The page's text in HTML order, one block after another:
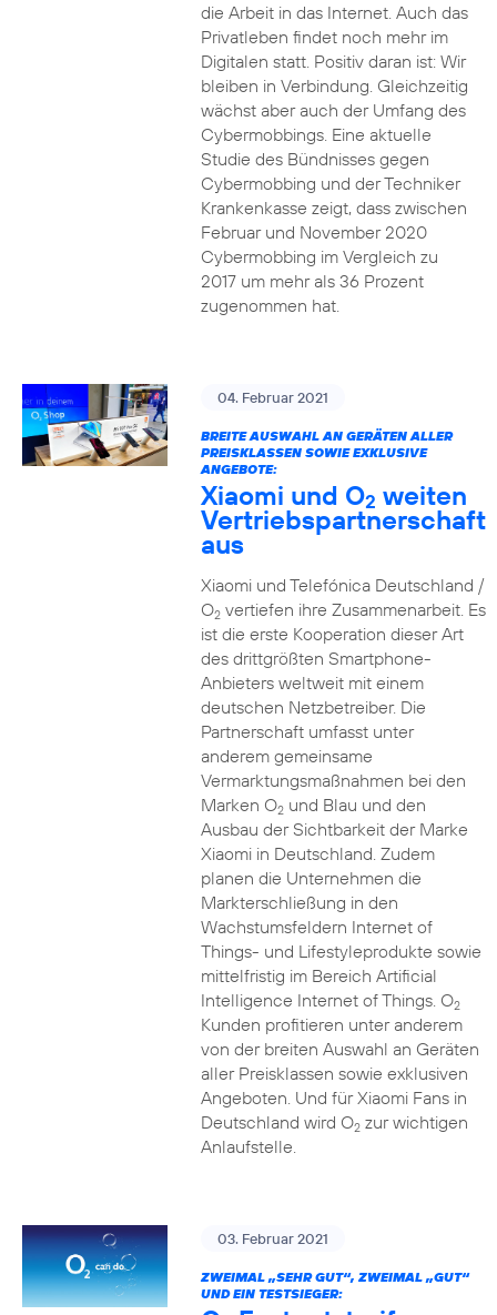
die Arbeit in das Internet. Auch das
Privatleben findet noch mehr im
Digitalen statt. Positiv daran ist: Wir
bleiben in Verbindung. Gleichzeitig
wächst aber auch der Umfang des
Cybermobbings. Eine aktuelle
Studie des Bündnisses gegen
Cybermobbing und der Techniker
Krankenkasse zeigt, dass zwischen
Februar und November 2020
Cybermobbing im Vergleich zu
2017 um mehr als 36 Prozent
zugenommen hat.
04. Februar 2021
BREITE AUSWAHL AN GERÄTEN ALLER
PREISKLASSEN SOWIE EXKLUSIVE
ANGEBOTE:
Xiaomi und O2 weiten
Vertriebspartnerschaft
aus
Xiaomi und Telefónica Deutschland /
O2vertiefen ihre Zusammenarbeit. Es
ist die erste Kooperation dieser Art
des drittgrößten Smartphone-
Anbieters weltweit mit einem
deutschen Netzbetreiber. Die
Partnerschaft umfasst unter
anderem gemeinsame
Vermarktungsmaßnahmen bei den
Marken O2und Blau und den
Ausbau der Sichtbarkeit der Marke
Xiaomi in Deutschland. Zudem
planen die Unternehmen die
Markterschließung in den
Wachstumsfeldern Internet of
Things- und Lifestyleprodukte sowie
mittelfristig im Bereich Artificial
Intelligence Internet of Things. O2
Kunden profitieren unter anderem
von der breiten Auswahl an Geräten
aller Preisklassen sowie exklusiven
Angeboten. Und für Xiaomi Fans in
Deutschland wird O2zur wichtigen
Anlaufstelle.
03. Februar 2021
ZWEIMAL „SEHR GUT“, ZWEIMAL „GUT“
UND EIN TESTSIEGER: